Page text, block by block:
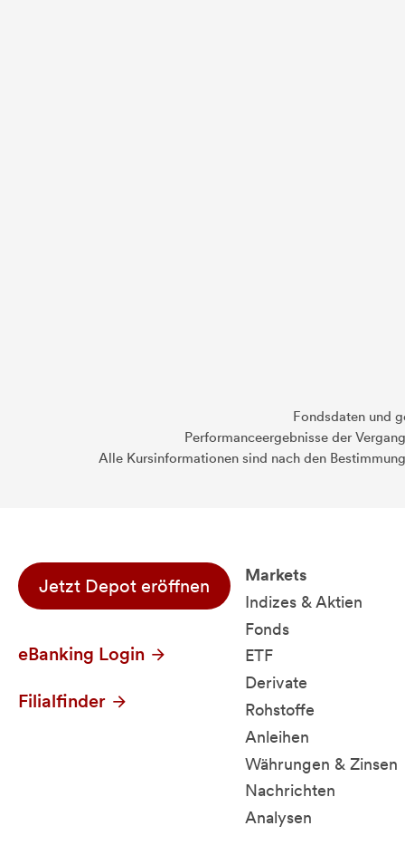
Fondsdaten und
Performanceergebnisse der
Alle Kursinformationen sind nach den
Jetzt Depot eröffnen
eBanking Login
Filialfinder
Markets
Indizes & Aktien
Fonds
ETF
Derivate
Rohstoffe
Anleihen
Währungen & Zinsen
Nachrichten
Analysen